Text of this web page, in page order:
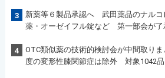
3
新薬等６製品承認へ 武田薬品のナルコ
薬・オーゼイフル錠など 第一部会が了
4
OTC類似薬の技術的検討会が中間取り
度の変形性膝関節症は除外 対象1042品